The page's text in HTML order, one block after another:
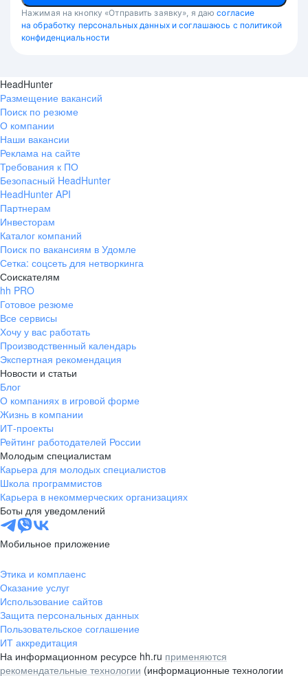
Нажимая на кнопку «Отправить заявку», я даю согласие
на обработку персональных данных и соглашаюсь с политикой
конфиденциальности
HeadHunter
Размещение вакансий
Поиск по резюме
О компании
Наши вакансии
Реклама на сайте
Требования к ПО
Безопасный HeadHunter
HeadHunter API
Партнерам
Инвесторам
Каталог компаний
Поиск по вакансиям в Удомле
Сетка: соцсеть для нетворкинга
Соискателям
hh PRO
Готовое резюме
Все сервисы
Хочу у вас работать
Производственный календарь
Экспертная рекомендация
Новости и статьи
Блог
О компаниях в игровой форме
Жизнь в компании
ИТ-проекты
Рейтинг работодателей России
Молодым специалистам
Карьера для молодых специалистов
Школа программистов
Карьера в некоммерческих организациях
Боты для уведомлений
Мобильное приложение
Этика и комплаенс
Оказание услуг
Использование сайтов
Защита персональных данных
Пользовательское соглашение
ИТ аккредитация
На информационном ресурсе hh.ru применяются
рекомендательные технологии (информационные технологии